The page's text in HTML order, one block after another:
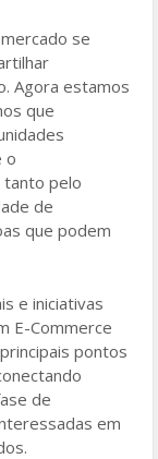
se
Agora estamos
que
o
tanto pelo
de
que podem
e iniciativas
E-Commerce
pontos
de
em